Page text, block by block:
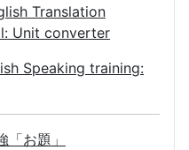
Translation
Unit converter
Speaking training:
お題」